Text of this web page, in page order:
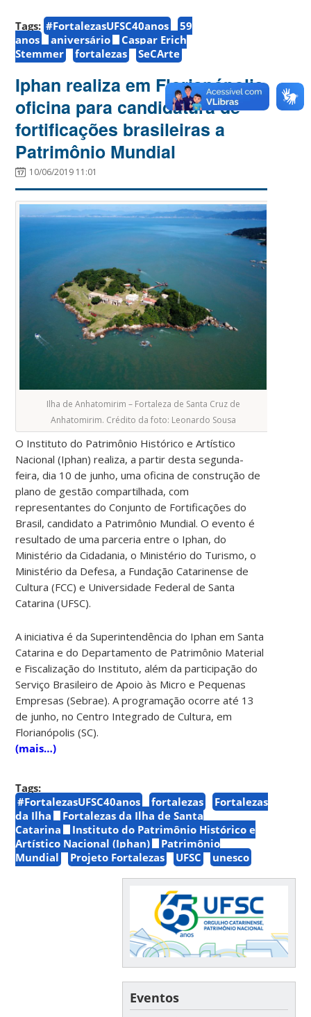
Tags: #FortalezasUFSC40anos
59
anos
aniversário
Caspar Erich
Stemmer
fortalezas SeCArte
Iphan realiza em Florianópolis
oficina para candidatura de
fortificações brasileiras a
Patrimônio Mundial
10/06/2019 11:01
Ilha de Anhatomirim – Fortaleza de Santa Cruz de
Anhatomirim. Crédito da foto: Leonardo Sousa
O Instituto do Patrimônio Histórico e Artístico
Nacional (Iphan) realiza, a partir desta segunda-
feira, dia 10 de junho, uma oficina de construção de
plano de gestão compartilhada, com
representantes do Conjunto de Fortificações do
Brasil, candidato a Patrimônio Mundial. O evento é
resultado de uma parceria entre o Iphan, do
Ministério da Cidadania, o Ministério do Turismo, o
Ministério da Defesa, a Fundação Catarinense de
Cultura (FCC) e Universidade Federal de Santa
Catarina (UFSC).
A iniciativa é da Superintendência do Iphan em Santa
Catarina e do Departamento de Patrimônio Material
e Fiscalização do Instituto, além da participação do
Serviço Brasileiro de Apoio às Micro e Pequenas
Empresas (Sebrae). A programação ocorre até 13
de junho, no Centro Integrado de Cultura, em
Florianópolis (SC).
(mais…)
Tags:
#FortalezasUFSC40anos
fortalezas
Fortalezas
da Ilha
Fortalezas da Ilha de Santa
Catarina
Instituto do Patrimônio Histórico e
Artístico Nacional (Iphan)
Patrimônio
Mundial
Projeto Fortalezas UFSC unesco
Eventos